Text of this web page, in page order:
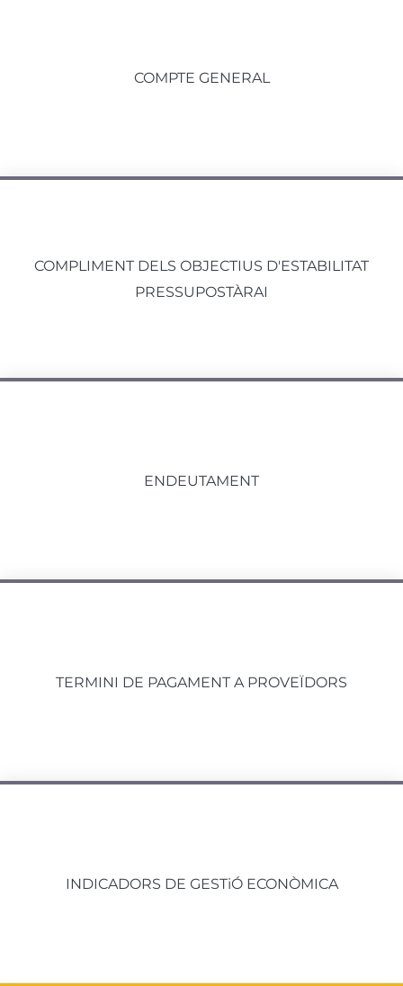
COMPTE GENERAL
COMPLIMENT DELS OBJECTIUS D'ESTABILITAT
PRESSUPOSTÀRAI
ENDEUTAMENT
TERMINI DE PAGAMENT A PROVEÏDORS
INDICADORS DE GESTiÓ ECONÒMICA